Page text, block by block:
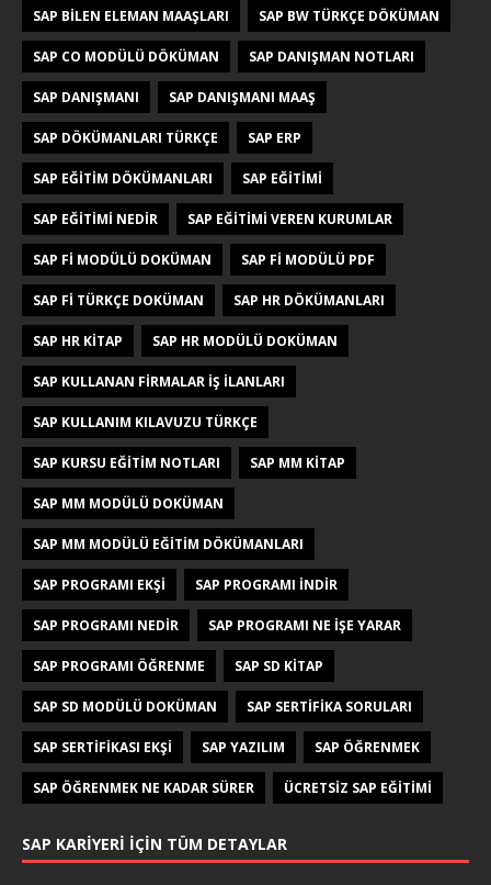
SAP BILEN ELEMAN MAAŞLARI SAP BW TÜRKÇE DÖKÜMAN
SAP CO MODÜLÜ DÖKÜMAN SAP DANIŞMAN NOTLARI
SAP DANIŞMANI SAP DANIŞMANI MAAŞ
SAP DÖKÜMANLARI TÜRKÇE SAP ERP
SAP EĞITIM DÖKÜMANLARI SAP EĞITIMI
SAP EĞITIMI NEDIR SAP EĞITIMI VEREN KURUMLAR
SAP FI MODÜLÜ DOKÜMAN SAP FI MODÜLÜ PDF
SAP FI TÜRKÇE DOKÜMAN SAP HR DÖKÜMANLARI
SAP HR KITAP SAP HR MODÜLÜ DOKÜMAN
SAP KULLANAN FIRMALAR IŞ ILANLARI
SAP KULLANIM KILAVUZU TÜRKÇE
SAP KURSU EĞITIM NOTLARI SAP MM KITAP
SAP MM MODÜLÜ DOKÜMAN
SAP MM MODÜLÜ EĞITIM DÖKÜMANLARI
SAP PROGRAMI EKŞI SAP PROGRAMI INDIR
SAP PROGRAMI NEDIR SAP PROGRAMI NE IŞE YARAR
SAP PROGRAMI ÖĞRENME SAP SD KITAP
SAP SD MODÜLÜ DOKÜMAN SAP SERTIFIKA SORULARI
SAP SERTIFIKASI EKŞI SAP YAZILIM SAP ÖĞRENMEK
SAP ÖĞRENMEK NE KADAR SÜRER ÜCRETSIZ SAP EĞITIMI
SAP KARIYERI İÇIN TÜM DETAYLAR